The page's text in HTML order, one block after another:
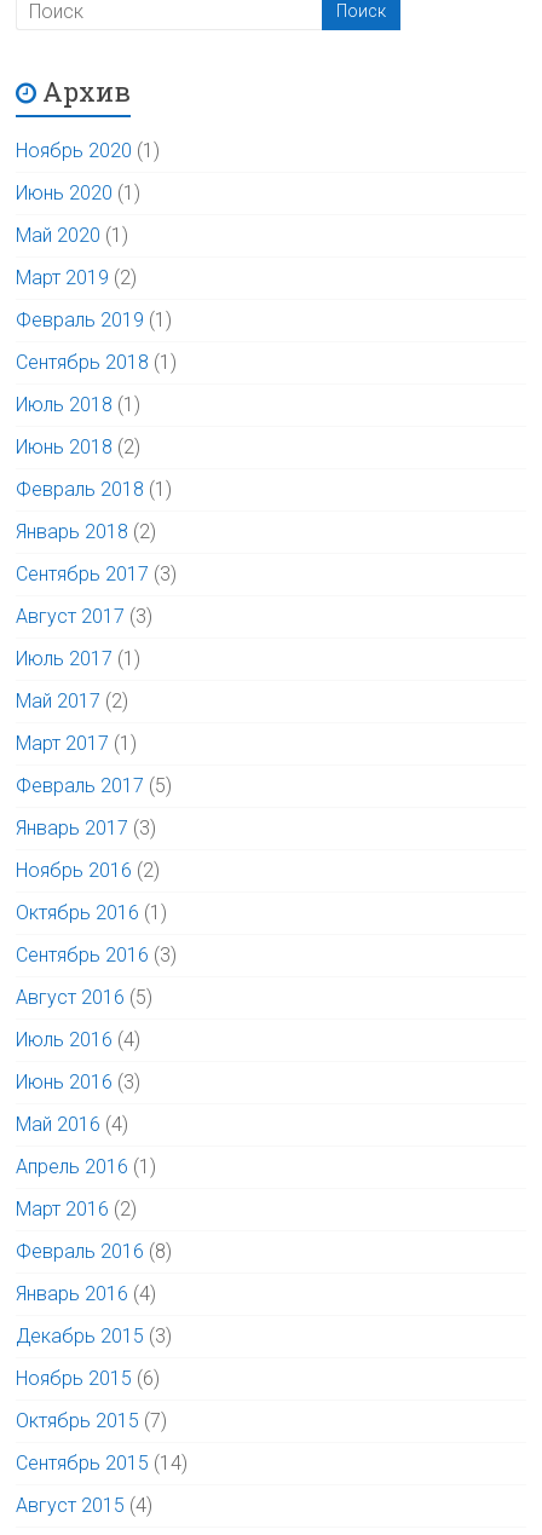
Архив
Ноябрь 2020 (1)
Июнь 2020 (1)
Май 2020 (1)
Март 2019 (2)
Февраль 2019 (1)
Сентябрь 2018 (1)
Июль 2018 (1)
Июнь 2018 (2)
Февраль 2018 (1)
Январь 2018 (2)
Сентябрь 2017 (3)
Август 2017 (3)
Июль 2017 (1)
Май 2017 (2)
Март 2017 (1)
Февраль 2017 (5)
Январь 2017 (3)
Ноябрь 2016 (2)
Октябрь 2016 (1)
Сентябрь 2016 (3)
Август 2016 (5)
Июль 2016 (4)
Июнь 2016 (3)
Май 2016 (4)
Апрель 2016 (1)
Март 2016 (2)
Февраль 2016 (8)
Январь 2016 (4)
Декабрь 2015 (3)
Ноябрь 2015 (6)
Октябрь 2015 (7)
Сентябрь 2015 (14)
Август 2015 (4)